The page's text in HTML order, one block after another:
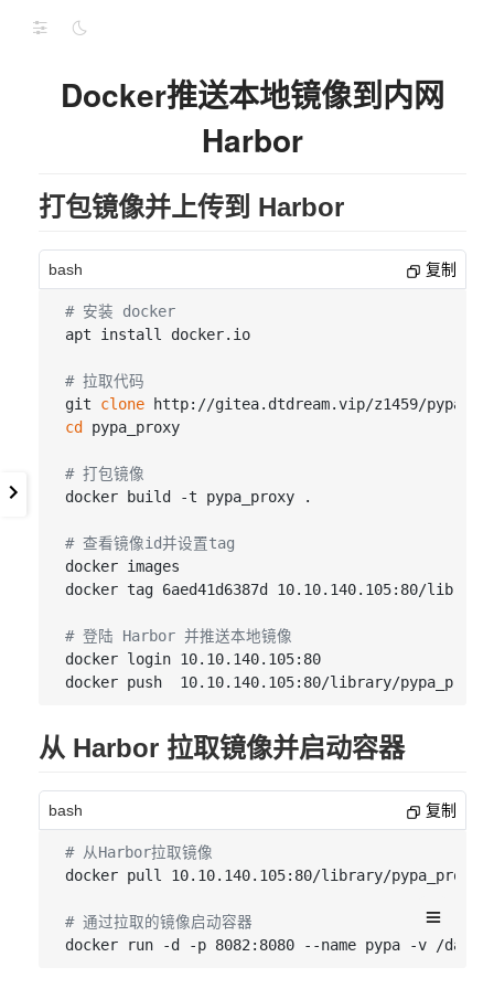
Docker推送本地镜像到内网
Harbor
打包镜像并上传到 Harbor
bash 复制
# 安装 docker
apt install docker.io
# 拉取代码
git clone
cd pypa_proxy
# 打包镜像
docker build -t pypa_proxy .
# 查看镜像id并设置tag
docker images
docker tag 6aed41d6387d 10.10.140.105:80/
# 登陆 Harbor 并推送本地镜像
docker login 10.10.140.105:80
从 Harbor 拉取镜像并启动容器
bash 复制
# 从Harbor拉取镜像
docker pull 10.10.140.105:80/library/
# 通过拉取的镜像启动容器